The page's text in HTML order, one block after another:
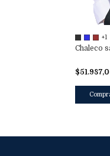
+1
Chaleco